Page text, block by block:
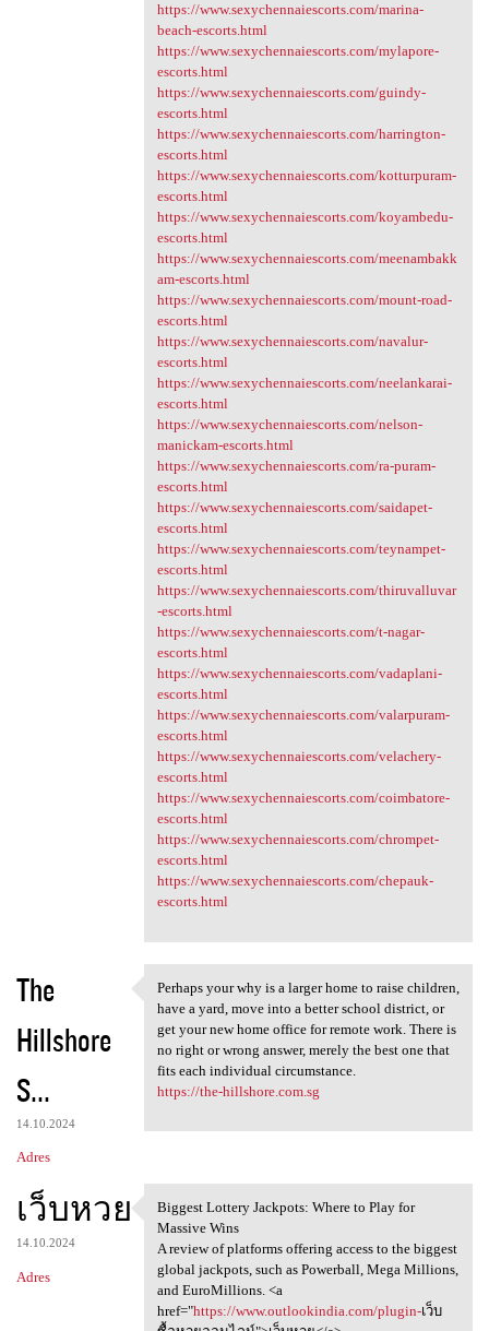
https://www.sexychennaiescorts.com/marina-
beach-escorts.html
https://www.sexychennaiescorts.com/mylapore-
escorts.html
https://www.sexychennaiescorts.com/guindy-
escorts.html
https://www.sexychennaiescorts.com/harrington-
escorts.html
https://www.sexychennaiescorts.com/kotturpuram-
escorts.html
https://www.sexychennaiescorts.com/koyambedu-
escorts.html
https://www.sexychennaiescorts.com/meenambakk
am-escorts.html
https://www.sexychennaiescorts.com/mount-road-
escorts.html
https://www.sexychennaiescorts.com/navalur-
escorts.html
https://www.sexychennaiescorts.com/neelankarai-
escorts.html
https://www.sexychennaiescorts.com/nelson-
manickam-escorts.html
https://www.sexychennaiescorts.com/ra-puram-
escorts.html
https://www.sexychennaiescorts.com/saidapet-
escorts.html
https://www.sexychennaiescorts.com/teynampet-
escorts.html
https://www.sexychennaiescorts.com/thiruvalluvar
-escorts.html
https://www.sexychennaiescorts.com/t-nagar-
escorts.html
https://www.sexychennaiescorts.com/vadaplani-
escorts.html
https://www.sexychennaiescorts.com/valarpuram-
escorts.html
https://www.sexychennaiescorts.com/velachery-
escorts.html
https://www.sexychennaiescorts.com/coimbatore-
escorts.html
https://www.sexychennaiescorts.com/chrompet-
escorts.html
https://www.sexychennaiescorts.com/chepauk-
escorts.html
The
Hillshore
S...
14.10.2024
Adres
Perhaps your why is a larger
Perhaps your why is a larger home to raise children,
have a yard, move into a better school district, or
get your new home office for remote work. There is
no right or wrong answer, merely the best one that
fits each individual circumstance.
https://the-hillshore.com.sg
เว็บหวย
14.10.2024
Adres
Biggest Lottery Jackpots:
Biggest Lottery Jackpots: Where to Play for
Massive Wins
A review of platforms offering access to the biggest
global jackpots, such as Powerball, Mega Millions,
and EuroMillions. <a
href="https://www.outlookindia.com/plugin-เว็บ